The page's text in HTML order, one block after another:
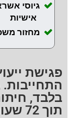
גיוסי
אישיות
מחזור
פגישת
בלבד,
תוך 72 שעות